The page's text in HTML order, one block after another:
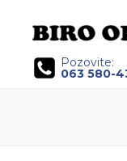
Pozovite:
063 580-